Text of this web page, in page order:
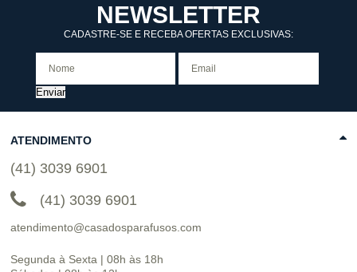
NEWSLETTER
CADASTRE-SE E RECEBA OFERTAS EXCLUSIVAS:
Enviar
ATENDIMENTO
(41) 3039 6901
(41) 3039 6901
atendimento@casadosparafusos.com
Segunda à Sexta | 08h às 18h